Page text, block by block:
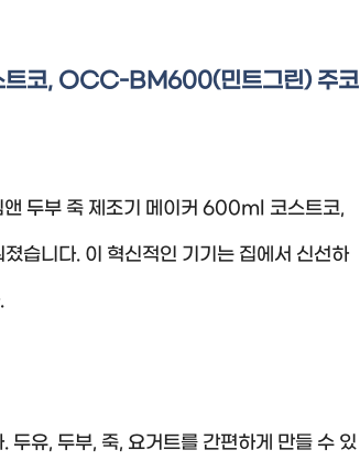
트코, OCC-BM600(민트그린) 주코
앤 두부 죽 제조기 메이커 600ml 코스트코,
니다. 이 혁신적인 기기는 집에서 신선하
두유, 두부, 죽, 요거트를 간편하게 만들 수 있